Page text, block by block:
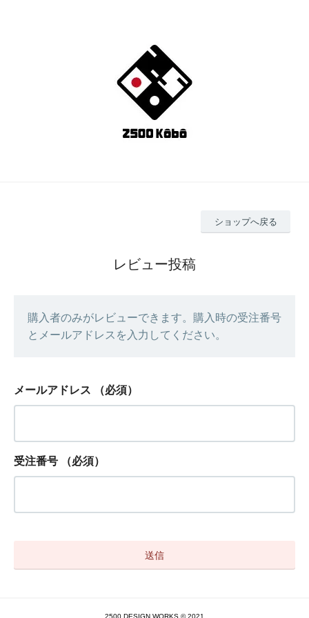
ショップへ戻る
レビュー投稿
購入者のみがレビューできます。購入時の受注番号
とメールアドレスを入力してください。
メールアドレス （必須）
受注番号 （必須）
2500 DESIGN WORKS © 2021